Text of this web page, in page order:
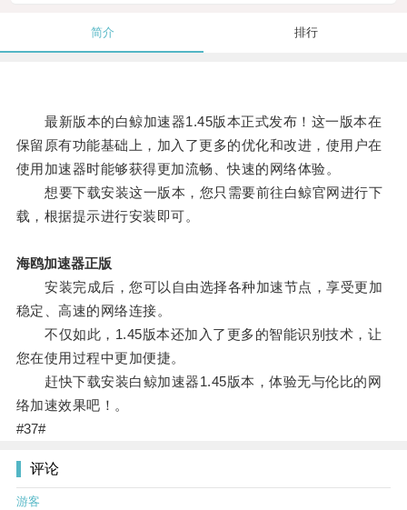
简介 排行
最新版本的白鲸加速器1.45版本正式发布！这一版本在
保留原有功能基础上，加入了更多的优化和改进，使用户在
使用加速器时能够获得更加流畅、快速的网络体验。
想要下载安装这一版本，您只需要前往白鲸官网进行下
载，根据提示进行安装即可。
海鸥加速器正版
安装完成后，您可以自由选择各种加速节点，享受更加
稳定、高速的网络连接。
不仅如此，1.45版本还加入了更多的智能识别技术，让
您在使用过程中更加便捷。
赶快下载安装白鲸加速器1.45版本，体验无与伦比的网
络加速效果吧！。
#37#
评论
游客